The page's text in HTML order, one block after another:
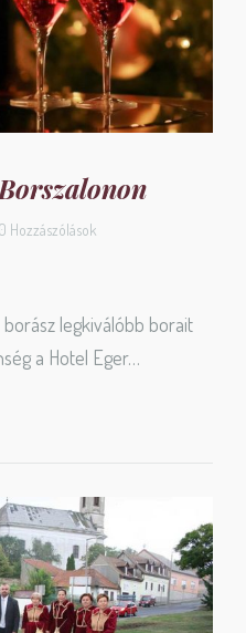
0 Hozzászólások
legkiválóbb borait
a Hotel Eger…